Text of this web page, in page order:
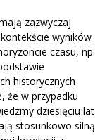
zazwyczaj
wyników
czasu, np.
historycznych
że w przypadku
dziesięciu lat
stosunkowo silną